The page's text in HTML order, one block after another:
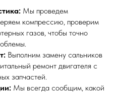
Мы проведем
компрессию, проверим
газов, чтобы точно
Выполним замену сальников
ремонт двигателя с
запчастей.
Мы всегда сообщим, какой